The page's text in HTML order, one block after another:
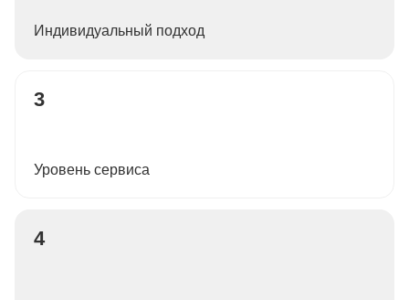
Индивидуальный подход
3
Уровень сервиса
4